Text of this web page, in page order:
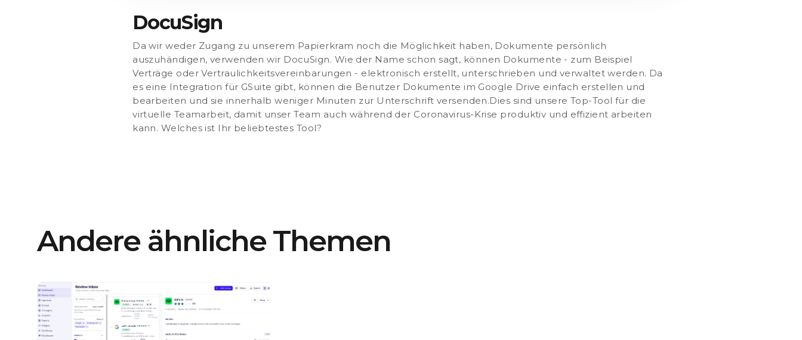
DocuSign
Da wir weder Zugang zu unserem Papierkram noch die Möglichkeit haben, Dokumente persönlich
auszuhändigen, verwenden wir DocuSign. Wie der Name schon sagt, können Dokumente - zum Beispiel
Verträge oder Vertraulichkeitsvereinbarungen - elektronisch erstellt, unterschrieben und verwaltet werden. Da
es eine Integration für GSuite gibt, können die Benutzer Dokumente im Google Drive einfach erstellen und
bearbeiten und sie innerhalb weniger Minuten zur Unterschrift versenden.Dies sind unsere Top-Tool für die
virtuelle Teamarbeit, damit unser Team auch während der Coronavirus-Krise produktiv und effizient arbeiten
kann. Welches ist Ihr beliebtestes Tool?
Andere ähnliche Themen